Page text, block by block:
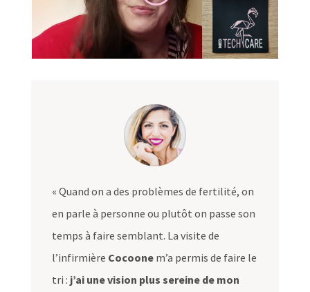
« Quand on a des problèmes de fertilité, on
en parle à personne ou plutôt on passe son
temps à faire semblant. La visite de
l’infirmière Cocoonem’a permis de faire le
tri : j’ai une vision plus sereine de mon